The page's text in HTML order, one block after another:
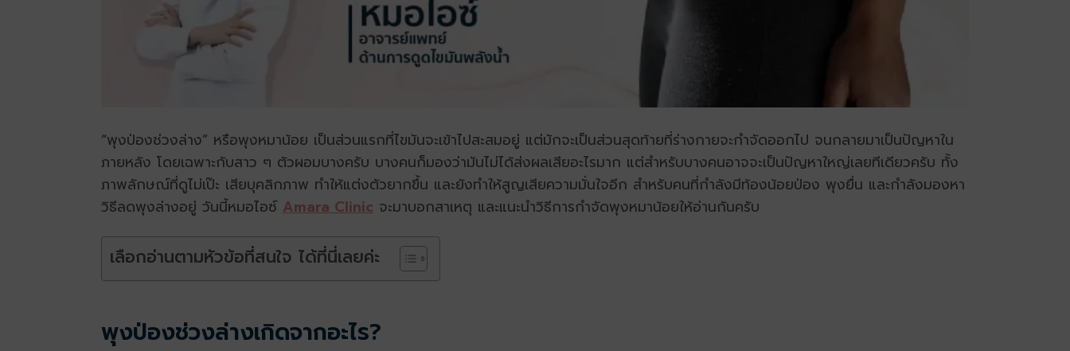
“พุงป่องช่วงล่าง” หรือพุงหมาน้อย เป็นส่วนแรกที่ไขมันจะเข้าไปสะสมอยู่ แต่มักจะเป็นส่วนสุดท้ายที่ร่างกายจะกำจัดออกไป จนกลายมาเป็นปัญหาใน
ภายหลัง โดยเฉพาะกับสาว ๆ ตัวผอมบางครับ บางคนก็มองว่ามันไม่ได้ส่งผลเสียอะไรมาก แต่สำหรับบางคนอาจจะเป็นปัญหาใหญ่เลยทีเดียวครับ ทั้ง
ภาพลักษณ์ที่ดูไม่เป๊ะ เสียบุคลิกภาพ ทำให้แต่งตัวยากขึ้น และยังทำให้สูญเสียความมั่นใจอีก สำหรับคนที่กำลังมีท้องน้อยป่อง พุงยื่น และกำลังมองหา
วิธีลดพุงล่างอยู่ วันนี้หมอไอซ์ Amara Clinic จะมาบอกสาเหตุ และแนะนำวิธีการกำจัดพุงหมาน้อยให้อ่านกันครับ
เลือกอ่านตามหัวข้อที่สนใจ ได้ที่นี่เลยค่ะ
พุงป่องช่วงล่างเกิดจากอะไร?